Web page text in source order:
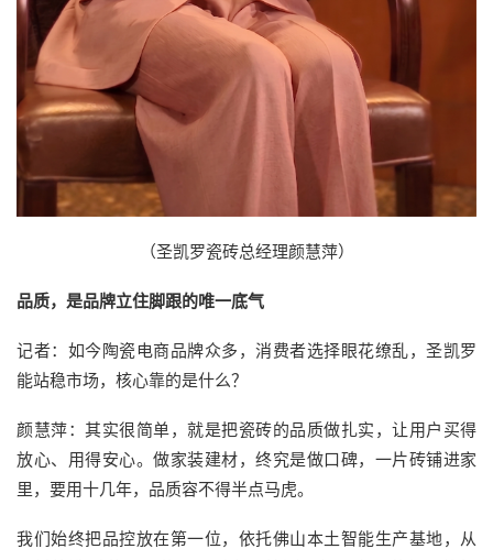
（圣凯罗瓷砖总经理颜慧萍）
品质，是品牌立住脚跟的唯一底气
记者：如今陶瓷电商品牌众多，消费者选择眼花缭乱，圣凯罗
能站稳市场，核心靠的是什么？
颜慧萍：其实很简单，就是把瓷砖的品质做扎实，让用户买得
放心、用得安心。做家装建材，终究是做口碑，一片砖铺进家
里，要用十几年，品质容不得半点马虎。
我们始终把品控放在第一位，依托佛山本土智能生产基地，从